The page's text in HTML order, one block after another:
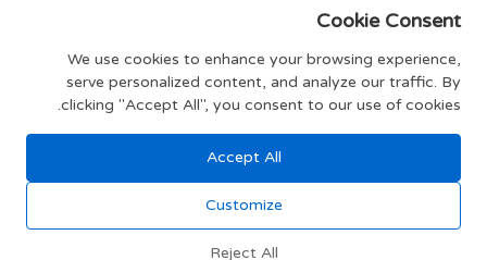
צרפו אותי
תקנון האתר
Cookie Consent
We use cookies to enhance your browsing experience,
serve personalized content, and analyze our traffic. By
clicking "Accept All", you consent to our use of cookies.
Accept All
Customize
Reject All